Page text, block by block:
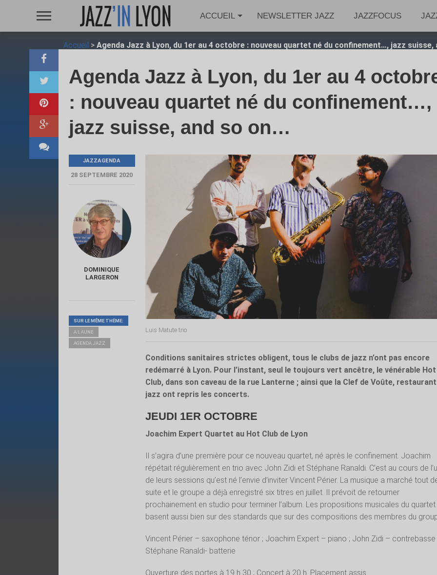
ACCUEIL NEWSLETTER JAZZ JAZZFOCUS
Accueil > Agenda Jazz à Lyon, du 1er au 4 octobre : nouveau quartet né du confinement…, jazz suisse,
Agenda Jazz à Lyon, du 1er au 4
: nouveau quartet né du confinement…,
jazz suisse, and so on…
Luis Matute trio
Conditions sanitaires strictes obligent, tous le clubs de jazz n’ont pas encore
redémarré à Lyon. Pour l’instant, seul le toujours vert ancêtre, le vénérable Hot
Club, dans son caveau de la rue Lanterne ; ainsi que la Clef de Voûte, restaurant
jazz ont repris les concerts.
JEUDI 1ER OCTOBRE
Joachim Expert Quartet au Hot Club de Lyon
Il s’agira d’une première pour ce nouveau quartet, né après le confinement. Joachim
répétait régulièrement en trio avec John Zidi et Stéphane Ranaldi. C’est au cours de
de leurs sessions qu’est né l’envie d’inviter Vincent Périer. La musique a marché tout
suite et le groupe a déjà enregistré six titres en juillet. Il prévoit de retourner
prochainement en studio pour terminer l’album. Les propositions musicales du quartet
basent aussi bien sur des standards que sur des compositions des membres du
Vincent Périer – saxophone ténor ; Joachim Expert – piano ; John Zidi – contrebasse
Stéphane Ranaldi- batterie
Ouverture des portes à 19 h 30 ; Concert à 20 h. Placement assis
JAZZAGENDA
28 SEPTEMBRE 2020
DOMINIQUE
LARGERON
SUR LE MÊME THÈME:
A L AUNE
AGENDA JAZZ